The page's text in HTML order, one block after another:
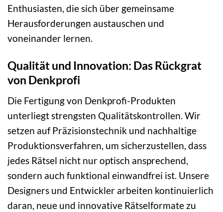
Enthusiasten, die sich über gemeinsame
Herausforderungen austauschen und
voneinander lernen.
Qualität und Innovation: Das Rückgrat
von Denkprofi
Die Fertigung von Denkprofi-Produkten
unterliegt strengsten Qualitätskontrollen. Wir
setzen auf Präzisionstechnik und nachhaltige
Produktionsverfahren, um sicherzustellen, dass
jedes Rätsel nicht nur optisch ansprechend,
sondern auch funktional einwandfrei ist. Unsere
Designers und Entwickler arbeiten kontinuierlich
daran, neue und innovative Rätselformate zu